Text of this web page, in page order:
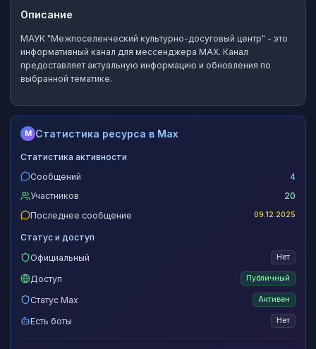
Описание
МАУК "Межпоселенческий культурно-досуговый центр" - это
информативный канал для мессенджера MAX. Канал
предоставляет актуальную информацию и обновления по
выбранной тематике.
M Статистика ресурса в Max
Статистика активности
Сообщений
4
Участников
20
Последнее сообщение
09.12.2025
Статус и доступ
Официальный
Нет
Доступ Публичный
Статус Max Активен
Есть боты Нет